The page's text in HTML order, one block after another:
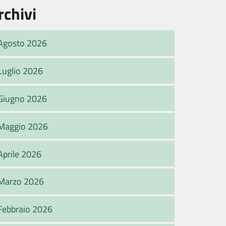
2026
2026
2026
2026
2026
2026
2026